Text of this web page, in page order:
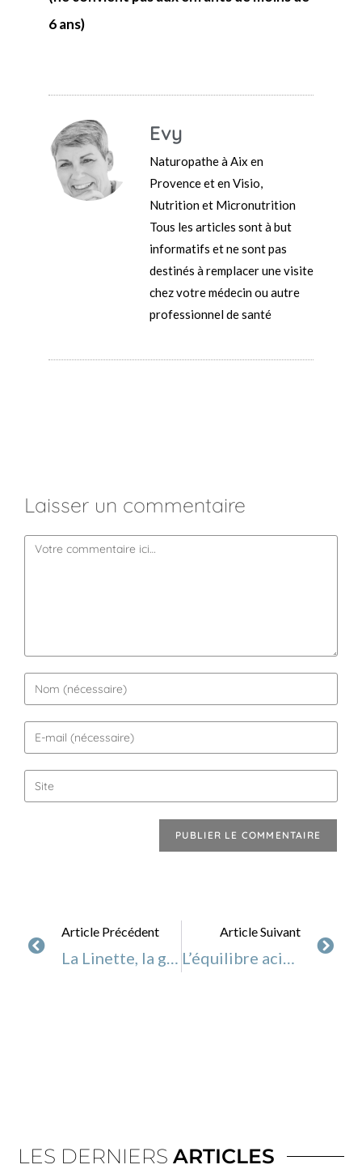
6 ans)
Evy
Naturopathe à Aix en
Provence et en Visio,
Nutrition et Micronutrition
Tous les articles sont à but
informatifs et ne sont pas
destinés à remplacer une visite
chez votre médecin ou autre
professionnel de santé
Laisser un commentaire
Article Précédent
La Linette, la graine de lin prête à l’emploi
Article Suivant
L’équilibre acido-basique, définition
LES DERNIERSARTICLES